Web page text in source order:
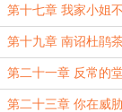
第十七章 我家小姐
第十九章 南诏杜鹃
第二十一章 反常的
第二十三章 你在威胁